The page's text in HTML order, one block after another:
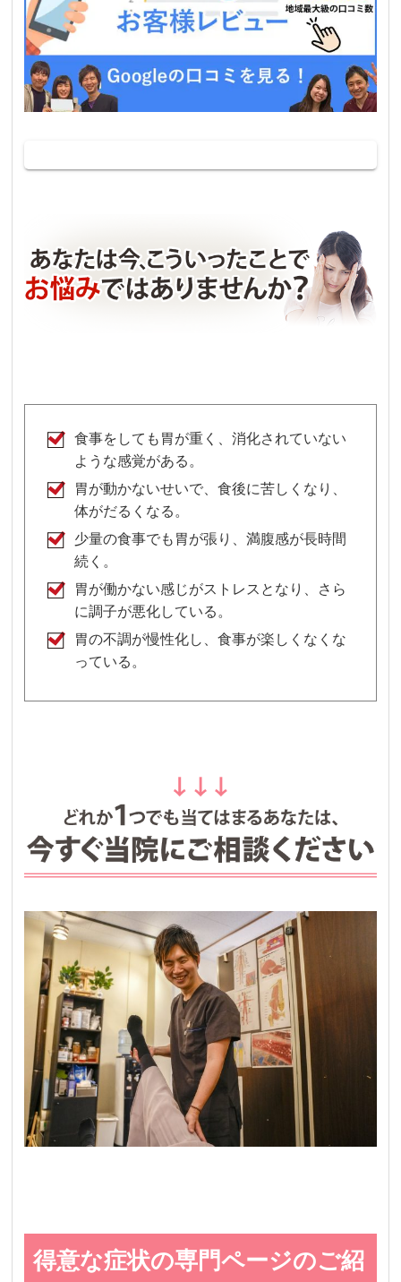
食事をしても胃が重く、消化されていない
ような感覚がある。
胃が動かないせいで、食後に苦しくなり、
体がだるくなる。
少量の食事でも胃が張り、満腹感が長時間
続く。
胃が働かない感じがストレスとなり、さら
に調子が悪化している。
胃の不調が慢性化し、食事が楽しくなくな
っている。
得意な症状の専門ページのご紹